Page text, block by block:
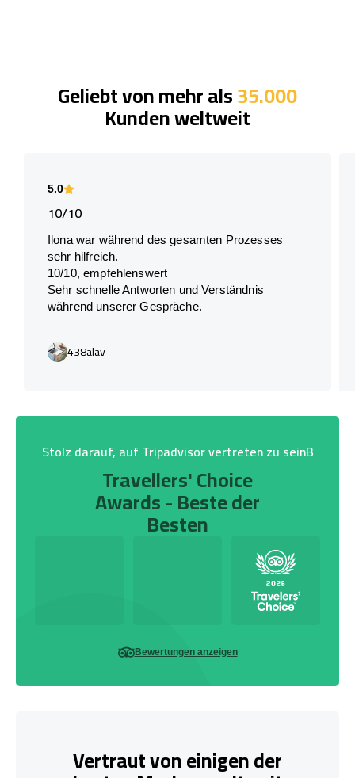
Geliebt von mehr als35.000
Kunden weltweit
5.0
10/10
Ilona war während des gesamten Prozesses
sehr hilfreich.
10/10, empfehlenswert
Sehr schnelle Antworten und Verständnis
während unserer Gespräche.
438alav
Stolz darauf, auf Tripadvisor vertreten zu seinB
Travellers' Choice
Awards - Beste der
Besten
Bewertungen anzeigen
Vertraut von einigen der